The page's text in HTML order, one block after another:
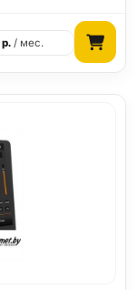
р. / мес.